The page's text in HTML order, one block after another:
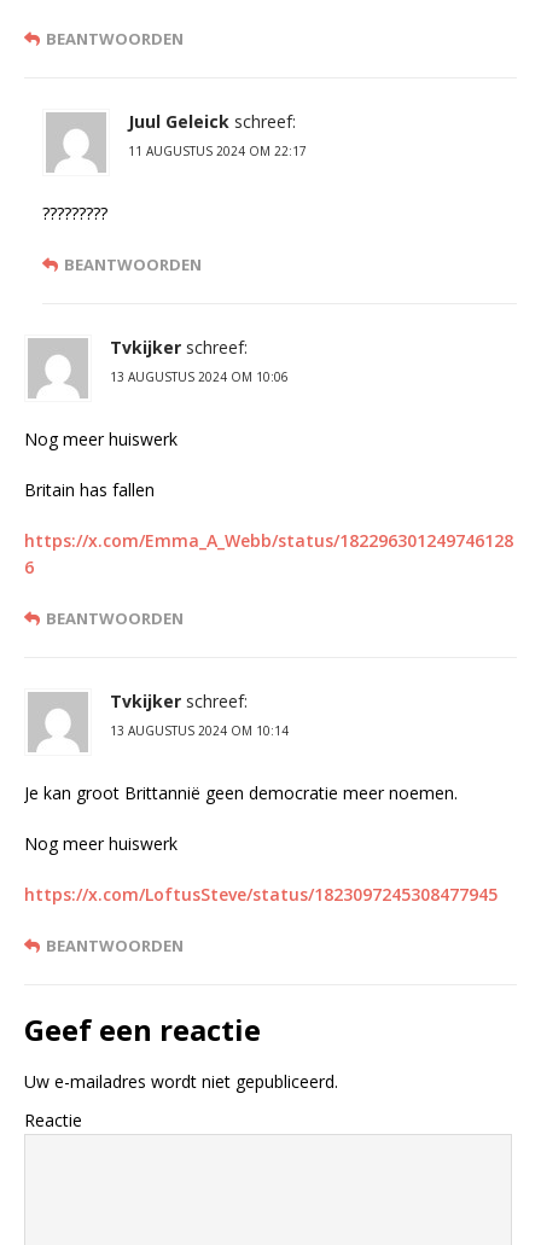
BEANTWOORDEN
Juul Geleick schreef:
11 AUGUSTUS 2024 OM 22:17
?????????
BEANTWOORDEN
Tvkijker schreef:
13 AUGUSTUS 2024 OM 10:06
Nog meer huiswerk
Britain has fallen
https://x.com/Emma_A_Webb/status/182296301249746128
6
BEANTWOORDEN
Tvkijker schreef:
13 AUGUSTUS 2024 OM 10:14
Je kan groot Brittannië geen democratie meer noemen.
Nog meer huiswerk
https://x.com/LoftusSteve/status/1823097245308477945
BEANTWOORDEN
Geef een reactie
Uw e-mailadres wordt niet gepubliceerd.
Reactie